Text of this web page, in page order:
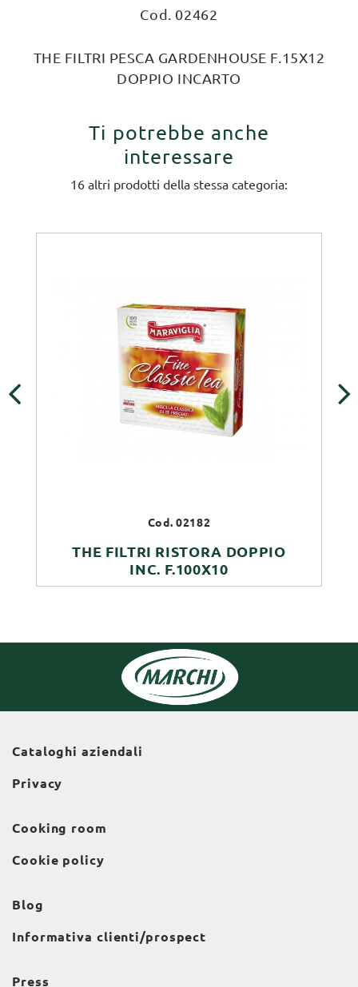
Cod. 02462
THE FILTRI PESCA GARDENHOUSE F.15X12
DOPPIO INCARTO
Ti potrebbe anche
interessare
16 altri prodotti della stessa categoria:
Cod. 02182
THE FILTRI RISTORA DOPPIO
INC. F.100X10
Cataloghi aziendali
Privacy
Cooking room
Cookie policy
Blog
Informativa clienti/prospect
Press